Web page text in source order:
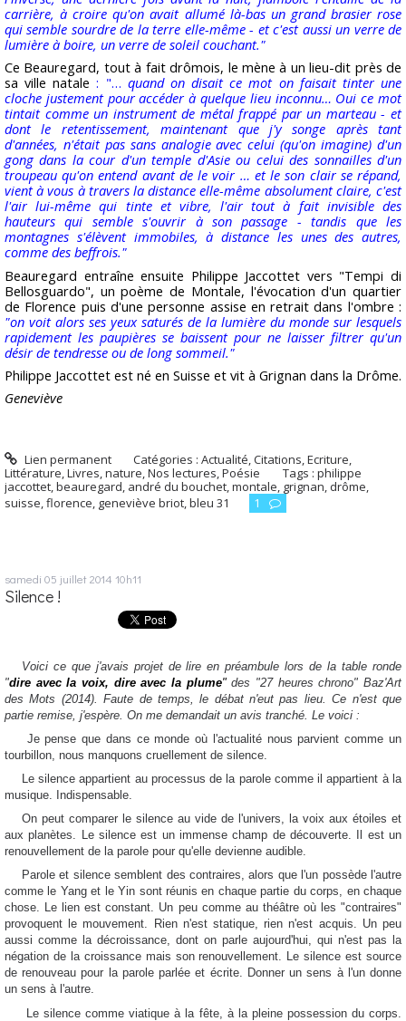
carrière, à croire qu'on avait allumé là-bas un grand brasier rose
qui semble sourdre de la terre elle-même - et c'est aussi un verre de
lumière à boire, un verre de soleil couchant."
Ce Beauregard, tout à fait drômois, le mène à un lieu-dit près de
sa ville natale: "… quand on disait ce mot on faisait tinter une
cloche justement pour accéder à quelque lieu inconnu… Oui ce mot
tintait comme un instrument de métal frappé par un marteau - et
dont le retentissement, maintenant que j'y songe après tant
d'années, n'était pas sans analogie avec celui (qu'on imagine) d'un
gong dans la cour d'un temple d'Asie ou celui des sonnailles d'un
troupeau qu'on entend avant de le voir … et le son clair se répand,
vient à vous à travers la distance elle-même absolument claire, c'est
l'air lui-même qui tinte et vibre, l'air tout à fait invisible des
hauteurs qui semble s'ouvrir à son passage - tandis que les
montagnes s'élèvent immobiles, à distance les unes des autres,
comme des beffrois."
Beauregard entraîne ensuite Philippe Jaccottet vers "Tempi di
Bellosguardo", un poème de Montale, l'évocation d'un quartier
de Florence puis d'une personne assise en retrait dans l'ombre :
"on voit alors ses yeux saturés de la lumière du monde sur lesquels
rapidement les paupières se baissent pour ne laisser filtrer qu'un
désir de tendresse ou de long sommeil."
Philippe Jaccottet est né en Suisse et vit à Grignan dans la Drôme.
Geneviève
Lien permanent Catégories :Actualité,Citations,Ecriture,
Littérature,Livres,nature,Nos lectures,Poésie Tags : philippe
jaccottet,beauregard, andré du bouchet,montale, grignan, drôme,
suisse,florence, geneviève briot,bleu 31 1
samedi 05 juillet 2014 10h11
Silence !
Voici ce que j'avais projet de lire en préambule lors de la table ronde
"dire avec la voix, dire avec la plume"des "27 heures chrono" Baz'Art
des Mots (2014). Faute de temps, le débat n'eut pas lieu. Ce n'est que
partie remise, j'espère. On me demandait un avis tranché. Le voici :
Je pense que dans ce monde où l'actualité nous parvient comme un
tourbillon, nous manquons cruellement de silence.
Le silence appartient au processus de la parole comme il appartient à la
musique. Indispensable.
On peut comparer le silence au vide de l'univers, la voix aux étoiles et
aux planètes. Le silence est un immense champ de découverte. Il est un
renouvellement de la parole pour qu'elle devienne audible.
Parole et silence semblent des contraires, alors que l'un possède l'autre
comme le Yang et le Yin sont réunis en chaque partie du corps, en chaque
chose. Le lien est constant. Un peu comme au théâtre où les "contraires"
provoquent le mouvement. Rien n'est statique, rien n'est acquis. Un peu
aussi comme la décroissance, dont on parle aujourd'hui, qui n'est pas la
négation de la croissance mais son renouvellement. Le silence est source
de renouveau pour la parole parlée et écrite. Donner un sens à l'un donne
un sens à l'autre.
Le silence comme viatique à la fête, à la pleine possession du corps.